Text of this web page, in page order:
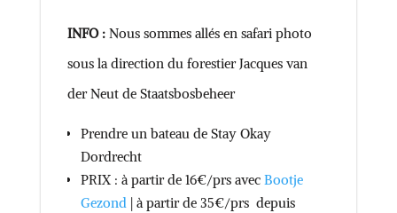
INFO :Nous sommes allés en safari photo
sous la direction du forestier Jacques van
der Neut de Staatsbosbeheer
Prendre un bateau de Stay Okay
Dordrecht
PRIX : à partir de 16€/prs avec Bootje
Gezond| à partir de 35€/prs depuis